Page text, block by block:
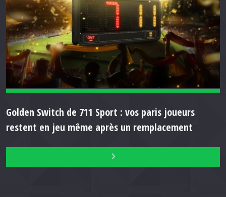
Golden Switch de 711 Sport : vos paris joueurs
restent en jeu même après un remplacement